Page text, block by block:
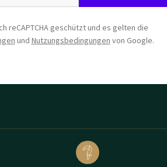
reCAPTCHA geschützt und es gelten die
und Nutzungsbedingungen von Google.